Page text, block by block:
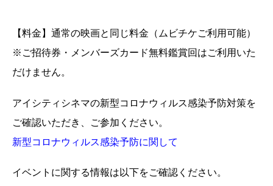
【料金】通常の映画と同じ料金（ムビチケご利用可能）
※ご招待券・メンバーズカード無料鑑賞回はご利用いた
だけません。
アイシティシネマの新型コロナウィルス感染予防対策を
ご確認いただき、ご参加ください。
新型コロナウィルス感染予防に関して
イベントに関する情報は以下をご確認ください。